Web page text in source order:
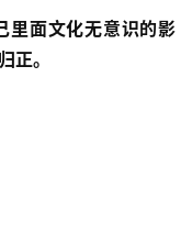
里面文化无意识的影
正。